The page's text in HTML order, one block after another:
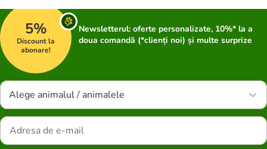
5%
Discount la
abonare!
Newsletterul: oferte personalizate, 10%* la a
doua comandă (*clienți noi) și multe surprize
Alege animalul / animalele